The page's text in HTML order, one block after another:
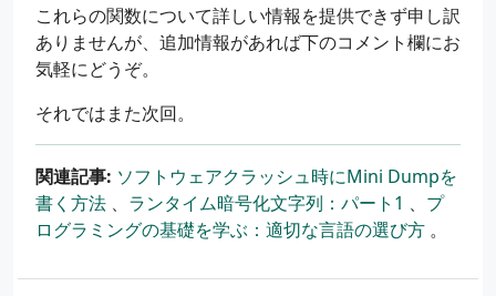
これらの関数について詳しい情報を提供できず申し訳
ありませんが、追加情報があれば下のコメント欄にお
気軽にどうぞ。
それではまた次回。
関連記事: ソフトウェアクラッシュ時にMini Dumpを
書く方法 、 ランタイム暗号化文字列：パート1 、 プ
ログラミングの基礎を学ぶ：適切な言語の選び方 。